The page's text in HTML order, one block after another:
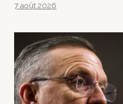
7 août 2026